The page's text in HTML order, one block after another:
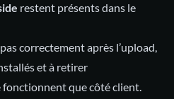
restent présents dans le
correctement après l’upload,
et à retirer
fonctionnent que côté client.